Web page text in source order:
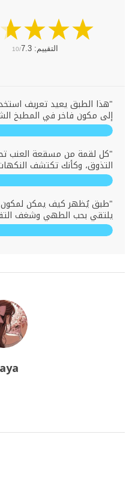
التقييم: 10/7.3
"هذا الطبق يعيد تعريف
إلى مكون فاخر في المطبخ
"كل لقمة من مسقعة العنب
التذوق، وكأنك تكتشف
"طبق يُظهر كيف يمكن لمكون
يلتقي بحب الطهي وشغف